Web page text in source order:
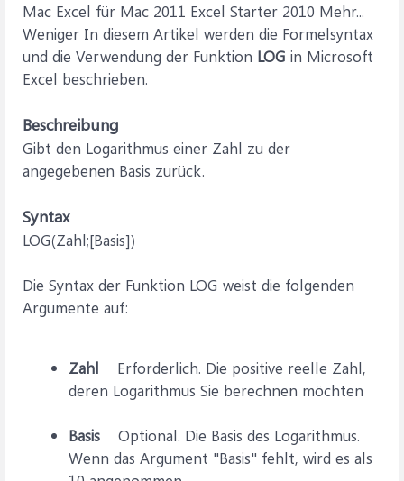
Mac Excel für Mac 2011 Excel Starter 2010 Mehr...
Weniger In diesem Artikel werden die Formelsyntax
und die Verwendung der Funktion LOG in Microsoft
Excel beschrieben.
Beschreibung
Gibt den Logarithmus einer Zahl zu der
angegebenen Basis zurück.
Syntax
LOG(Zahl;[Basis])
Die Syntax der Funktion LOG weist die folgenden
Argumente auf:
Zahl Erforderlich. Die positive reelle Zahl,
deren Logarithmus Sie berechnen möchten
Basis Optional. Die Basis des Logarithmus.
Wenn das Argument "Basis" fehlt, wird es als